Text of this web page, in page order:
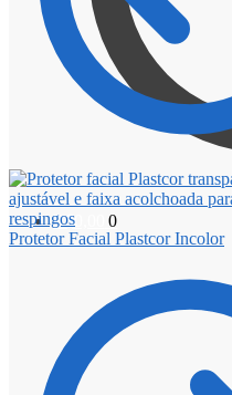
R$0,00 0
Protetor Facial Plastcor Incolor